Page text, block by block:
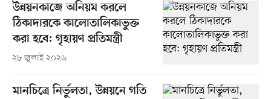
উন্নয়নকাজে অনিয়ম করলে
ঠিকাদারকে কালোতালিকাভুক্ত
করা হবে: গৃহায়ণ প্রতিমন্ত্রী
২৮ জুলাই ২০২৬
মানচিত্রে নির্ভুলতা, উন্নয়নে গতি